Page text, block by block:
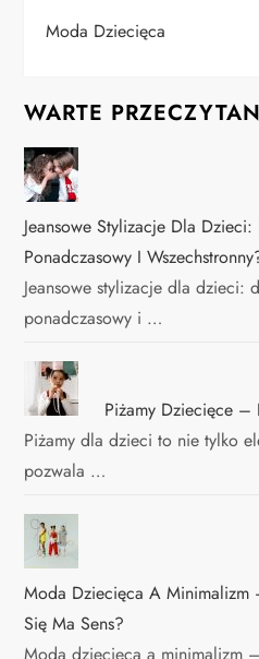
Moda Dziecięca
WARTE
Jeansowe Stylizacje Dla Dzieci:
Ponadczasowy I
Jeansowe stylizacje dla dzieci:
ponadczasowy i …
Piżamy Dziecięce –
Piżamy dla dzieci to nie tylko
pozwala …
Moda Dziecięca A Minimalizm
Się Ma Sens?